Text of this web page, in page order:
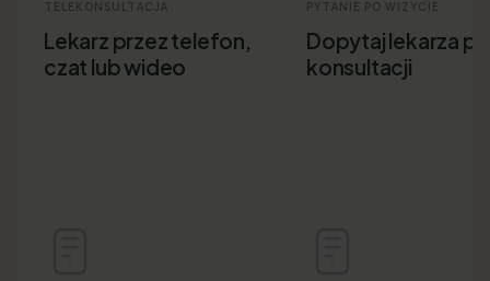
TELEKONSULTACJA
Lekarz przez telefon,
czat lub wideo
PYTANIE PO WIZYCIE
Dopytaj lekarza po
konsultacji